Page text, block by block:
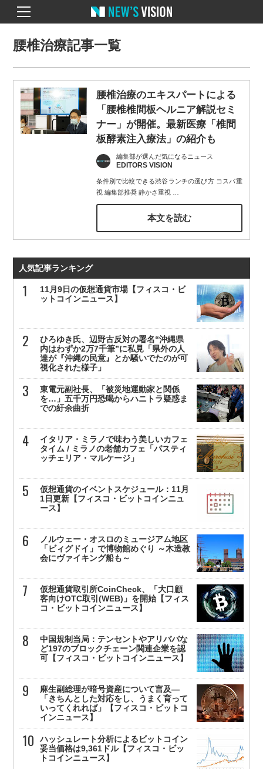
腰椎治療記事一覧
腰椎治療のエキスパートによる
「腰椎椎間板ヘルニア解説セミ
ナー」が開催。最新医療「椎間
板酵素注入療法」の紹介も
編集部が選んだ気になるニュース
EDITORS VISION
条件別で比較できる渋谷ランチの選び方 コスパ重
視 編集部推奨 静かさ重視
本文を読む
人気記事ランキング
11月9日の仮想通貨市場【フィスコ・ビ
ットコインニュース】
ひろゆき氏、辺野古反対の署名“沖縄県
内はわずか2万7千筆”に私見「県外の人
達が『沖縄の民意』とか騒いでたのが可
視化された様子」
東電元副社長、「被災地運動家と関係
を…」五千万円恐喝からハニトラ疑惑ま
での紆余曲折
イタリア・ミラノで味わう美しいカフェ
タイム / ミラノの老舗カフェ「パスティ
ッチェリア・マルケージ」
仮想通貨のイベントスケジュール：11月
1日更新【フィスコ・ビットコインニュ
ース】
ノルウェー・オスロのミュージアム地区
「ビィグドイ」で博物館めぐり ～木造教
会にヴァイキング船も～
仮想通貨取引所CoinCheck、「大口顧
客向けOTC取引(WEB)」を開始【フィス
コ・ビットコインニュース】
中国規制当局：テンセントやアリババな
ど197のブロックチェーン関連企業を認
可【フィスコ・ビットコインニュース】
麻生副総理が暗号資産について言及—
「きちんとした対応をし、うまく育って
いってくれれば」【フィスコ・ビットコ
インニュース】
ハッシュレート分析によるビットコイン
妥当価格は9,361ドル【フィスコ・ビッ
トコインニュース】